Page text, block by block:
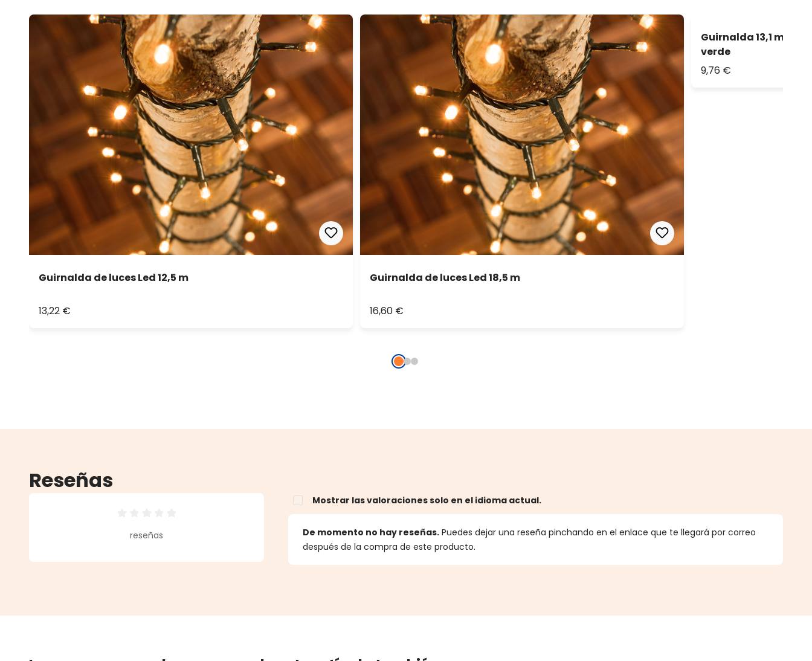
Guirnalda de luces Led 12,5 m
13,22 €
Guirnalda de luces Led 18,5 m
16,60 €
Guirnalda 13,1 m,
verde
9,76 €
Reseñas
Calificación promedio de 0 de 5 estrellas
reseñas
Mostrar las valoraciones solo en el idioma actual.
De momento no hay reseñas. Puedes dejar una reseña pinchando en el enlace que te llegará por correo
después de la compra de este producto.